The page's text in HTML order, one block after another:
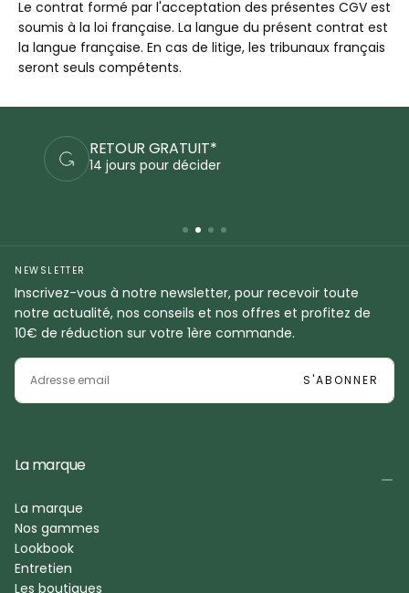
Le contrat formé par l'acceptation des présentes CGV est
soumis à la loi française. La langue du présent contrat est
la langue française. En cas de litige, les tribunaux français
seront seuls compétents.
PAIEMENTS SÉCURISÉS
Commandez en sécurité
NEWSLETTER
Inscrivez-vous à notre newsletter, pour recevoir toute
notre actualité, nos conseils et nos offres et profitez de
10€ de réduction sur votre 1ère commande.
EMAIL
S'ABONNER
La marque
La marque
Nos gammes
Lookbook
Entretien
Les boutiques